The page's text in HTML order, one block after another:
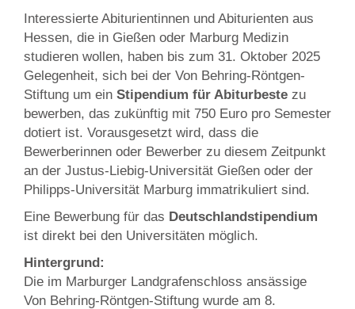
Interessierte Abiturientinnen und Abiturienten aus
Hessen, die in Gießen oder Marburg Medizin
studieren wollen, haben bis zum 31. Oktober 2025
Gelegenheit, sich bei der Von Behring-Röntgen-
Stiftung um ein Stipendium für Abiturbeste zu
bewerben, das zukünftig mit 750 Euro pro Semester
dotiert ist. Vorausgesetzt wird, dass die
Bewerberinnen oder Bewerber zu diesem Zeitpunkt
an der Justus-Liebig-Universität Gießen oder der
Philipps-Universität Marburg immatrikuliert sind.
Eine Bewerbung für das Deutschlandstipendium
ist direkt bei den Universitäten möglich.
Hintergrund:
Die im Marburger Landgrafenschloss ansässige
Von Behring-Röntgen-Stiftung wurde am 8.